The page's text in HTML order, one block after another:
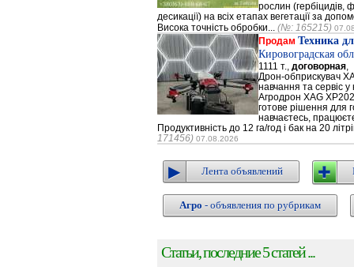
рослин (гербіцидів,
десикації) на всіх етапах вегетації за
Висока точність обробки... (№: 165215)
Продам Техника
Кировоградская
1111 т., договорная
Дрон-обприскувач
навчання та сервіс у
Агродрон XAG
готове рішення для
навчаєтесь,
Продуктивність до 12 га/год і бак на 20
171456) 07.08.2026
Лента объявлений
Агро - объявления по рубрикам
Статьи, последние 5 статей ...